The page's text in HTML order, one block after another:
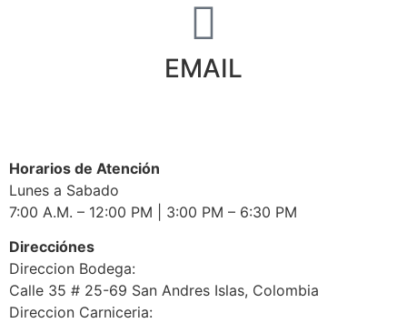
EMAIL
Horarios de Atención
Lunes a Sabado
7:00 A.M. – 12:00 PM | 3:00 PM – 6:30 PM
Direcciónes
Direccion Bodega:
Calle 35 # 25-69 San Andres Islas, Colombia
Direccion Carniceria: